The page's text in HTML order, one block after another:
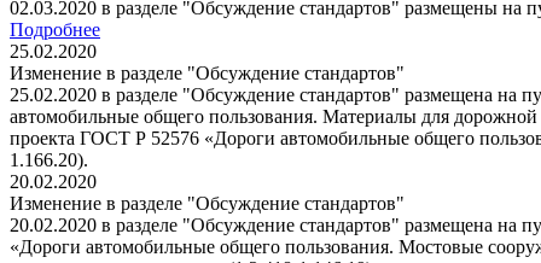
02.03.2020 в разделе "Обсуждение стандартов" размещены на
Подробнее
25.02.2020
Изменение в разделе "Обсуждение стандартов"
25.02.2020 в разделе "Обсуждение стандартов" размещена на
автомобильные общего пользования. Материалы для
проекта ГОСТ Р 52576 «Дороги автомобильные общего
1.166.20).
20.02.2020
Изменение в разделе "Обсуждение стандартов"
20.02.2020 в разделе "Обсуждение стандартов" размещена на
«Дороги автомобильные общего пользования. Мостовые